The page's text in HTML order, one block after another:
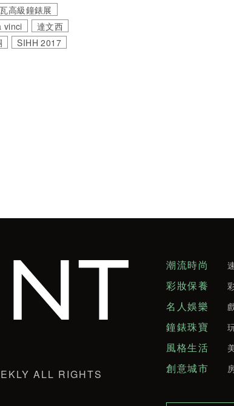
高級鐘錶展
vinci
達文西
SIHH 2017
ALL RIGHTS
潮流時尚
彩妝保養
名人娛樂
鐘錶珠寶
風格生活
創意城市